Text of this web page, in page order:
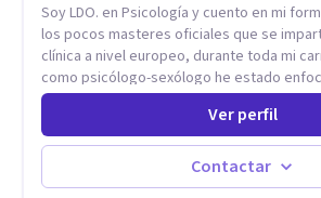
Soy LDO. en Psicología y cuento en mi
los pocos masteres oficiales que se
clínica a nivel europeo, durante toda mi
como psicólogo-sexólogo he estado
sexual desde una perspectiva
SOCIAL ya que aunque las bases de mi
psicológicas, si no se tienen en
la terapia puede no funcionar al tener una
simplista, excluyendo de antemano otros
Ver perfil
Contactar